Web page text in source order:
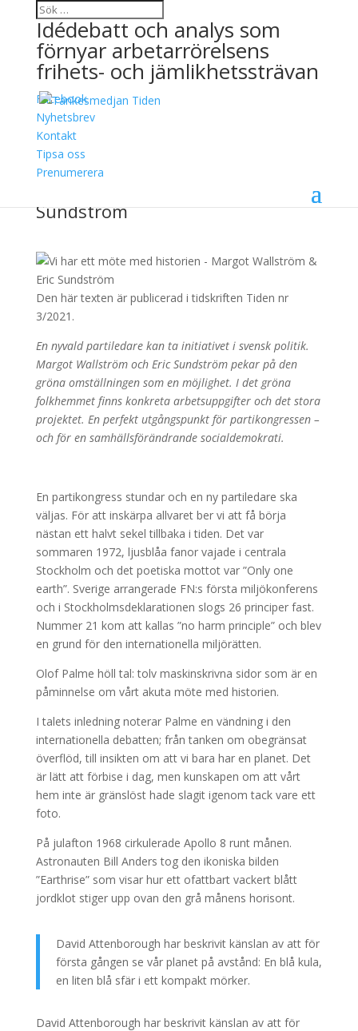
Idédebatt och analys som
förnyar arbetarrörelsens
frihets- och jämlikhetssträvan
Facebook
Nyhetsbrev
Kontakt
Tipsa oss
Prenumerera
Vi har ett möte med
historien
22 oktober, 2021
Sundström
Den här texten är publicerad i tidskriften Tiden nr
3/2021.
En nyvald partiledare kan ta initiativet i svensk politik.
Margot Wallström och Eric Sundström pekar på den
gröna omställningen som en möjlighet. I det gröna
folkhemmet finns konkreta arbetsuppgifter och det stora
projektet. En perfekt utgångspunkt för partikongressen –
och för en samhällsförändrande socialdemokrati.
En partikongress stundar och en ny partiledare ska
väljas. För att inskärpa allvaret ber vi att få börja
nästan ett halvt sekel tillbaka i tiden. Det var
sommaren 1972, ljusblåa fanor vajade i centrala
Stockholm och det poetiska mottot var ”Only one
earth”. Sverige arrangerade FN:s första miljökonferens
och i Stockholmsdeklarationen slogs 26 principer fast.
Nummer 21 kom att kallas ”no harm principle” och blev
en grund för den internationella miljörätten.
Olof Palme höll tal: tolv maskinskrivna sidor som är en
påminnelse om vårt akuta möte med historien.
I talets inledning noterar Palme en vändning i den
internationella debatten; från tanken om obegränsat
överflöd, till insikten om att vi bara har en planet. Det
är lätt att förbise i dag, men kunskapen om att vårt
hem inte är gränslöst hade slagit igenom tack vare ett
foto.
På julafton 1968 cirkulerade Apollo 8 runt månen.
Astronauten Bill Anders tog den ikoniska bilden
”Earthrise” som visar hur ett ofattbart vackert blått
jordklot stiger upp ovan den grå månens horisont.
David Attenborough har beskrivit känslan av att för
första gången se vår planet på avstånd: En blå kula,
en liten blå sfär i ett kompakt mörker.
David Attenborough har beskrivit känslan av att för